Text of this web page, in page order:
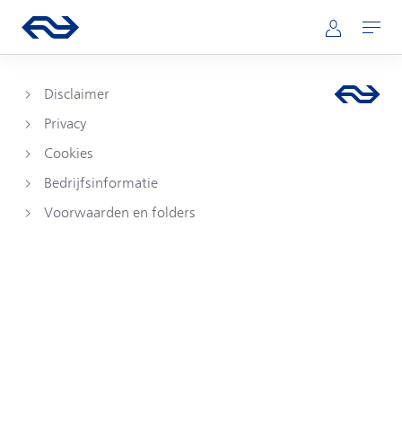
Hoofdnavigatie
Ga naar de homepage van ns.nl Mijn NS
Openen
Disclaimer
Privacy
Cookies
Bedrijfsinformatie
Voorwaarden en folders